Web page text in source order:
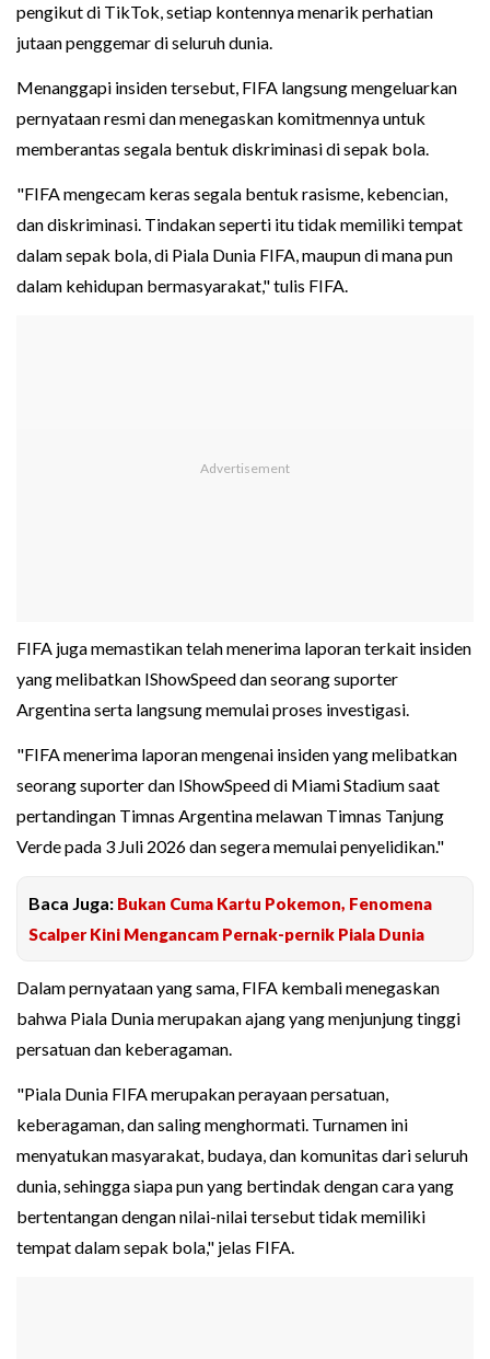
pengikut di TikTok, setiap kontennya menarik perhatian
jutaan penggemar di seluruh dunia.
Menanggapi insiden tersebut, FIFA langsung mengeluarkan
pernyataan resmi dan menegaskan komitmennya untuk
memberantas segala bentuk diskriminasi di sepak bola.
"FIFA mengecam keras segala bentuk rasisme, kebencian,
dan diskriminasi. Tindakan seperti itu tidak memiliki tempat
dalam sepak bola, di Piala Dunia FIFA, maupun di mana pun
dalam kehidupan bermasyarakat," tulis FIFA.
FIFA juga memastikan telah menerima laporan terkait insiden
yang melibatkan IShowSpeed dan seorang suporter
Argentina serta langsung memulai proses investigasi.
"FIFA menerima laporan mengenai insiden yang melibatkan
seorang suporter dan IShowSpeed di Miami Stadium saat
pertandingan Timnas Argentina melawan Timnas Tanjung
Verde pada 3 Juli 2026 dan segera memulai penyelidikan."
Baca Juga: Bukan Cuma Kartu Pokemon, Fenomena
Scalper Kini Mengancam Pernak-pernik Piala Dunia
Dalam pernyataan yang sama, FIFA kembali menegaskan
bahwa Piala Dunia merupakan ajang yang menjunjung tinggi
persatuan dan keberagaman.
"Piala Dunia FIFA merupakan perayaan persatuan,
keberagaman, dan saling menghormati. Turnamen ini
menyatukan masyarakat, budaya, dan komunitas dari seluruh
dunia, sehingga siapa pun yang bertindak dengan cara yang
bertentangan dengan nilai-nilai tersebut tidak memiliki
tempat dalam sepak bola," jelas FIFA.